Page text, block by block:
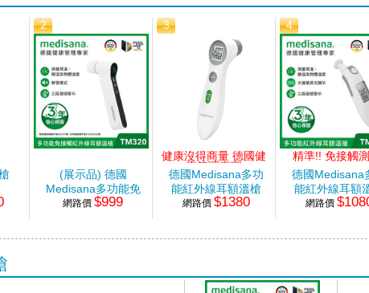
2
(展示品) 德國
Medisana多功能免
接觸紅外線耳額溫
網路價$999
3
健康沒得商量 德國健
康管理專家
德國Medisana多功
能紅外線耳額溫槍
網路價 $1380
4
精準!! 免接觸
德國Medisana
能紅外線耳額
網路價